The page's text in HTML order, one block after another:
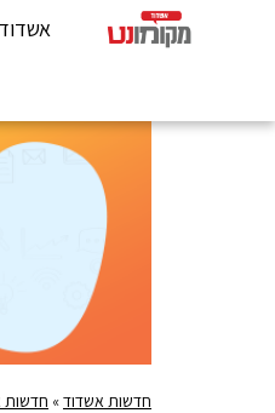
אשדוד
חדשות אשדוד» חדשות